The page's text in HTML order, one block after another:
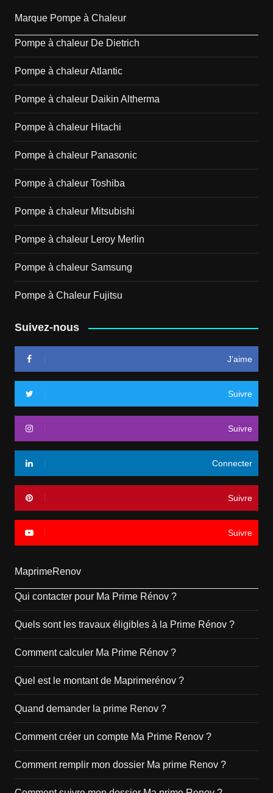
Marque Pompe à Chaleur
Pompe à chaleur De Dietrich
Pompe à chaleur Atlantic
Pompe à chaleur Daikin Altherma
Pompe à chaleur Hitachi
Pompe à chaleur Panasonic
Pompe à chaleur Toshiba
Pompe à chaleur Mitsubishi
Pompe à chaleur Leroy Merlin
Pompe à chaleur Samsung
Pompe à Chaleur Fujitsu
Suivez-nous
J’aime
Suivre
Suivre
Connecter
Suivre
Suivre
MaprimeRenov
Qui contacter pour Ma Prime Rénov ?
Quels sont les travaux éligibles à la Prime Rénov ?
Comment calculer Ma Prime Rénov ?
Quel est le montant de Maprimerénov ?
Quand demander la prime Renov ?
Comment créer un compte Ma Prime Renov ?
Comment remplir mon dossier Ma prime Renov ?